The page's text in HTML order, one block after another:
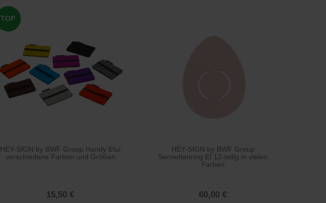
TOP
HEY-SIGN by BWF Group Handy Etui
verschiedene Farben und Größen
15,50 €
HEY-SIGN by BWF Group
Serviettenring EI 12-teilig in vielen
Farben
60,00 €